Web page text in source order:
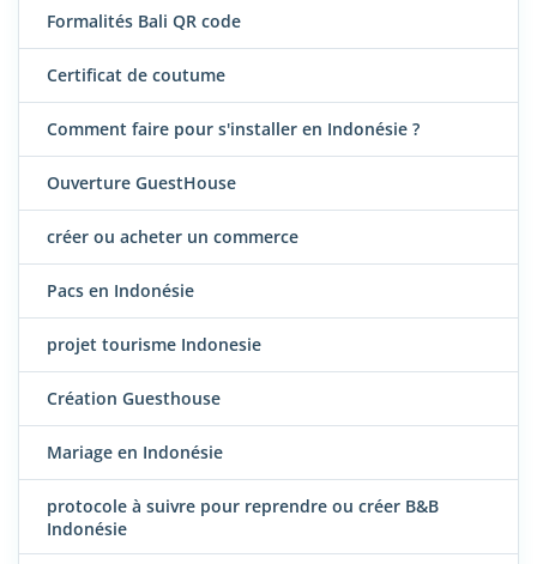
Formalités Bali QR code
Certificat de coutume
Comment faire pour s'installer en Indonésie ?
Ouverture GuestHouse
créer ou acheter un commerce
Pacs en Indonésie
projet tourisme Indonesie
Création Guesthouse
Mariage en Indonésie
protocole à suivre pour reprendre ou créer B&B
Indonésie